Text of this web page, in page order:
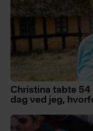
Christina tabte 54
dag ved jeg,